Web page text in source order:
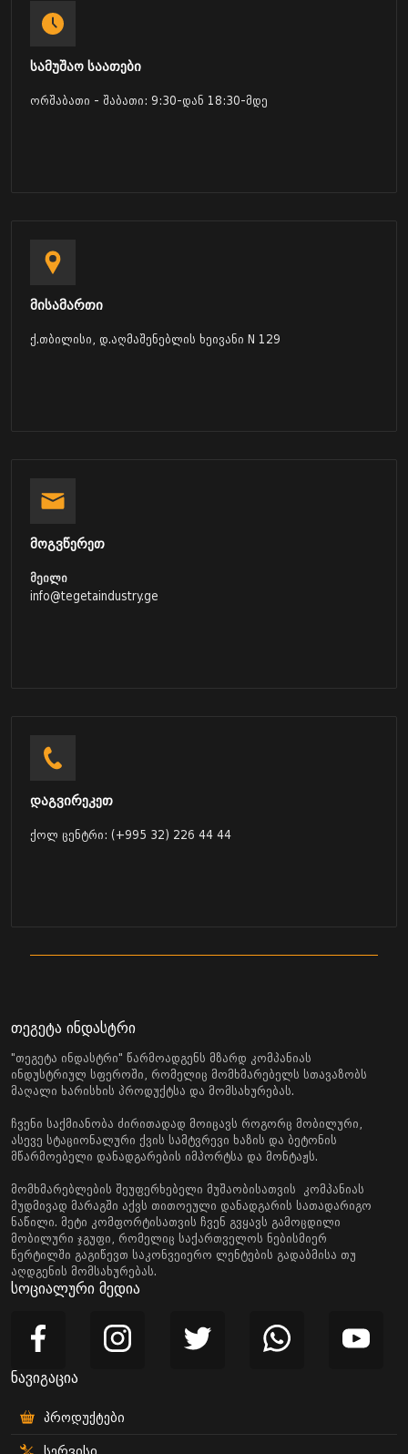
სამუშაო საათები
ორშაბათი - შაბათი: 9:30-დან 18:30-მდე
მისამართი
ქ.თბილისი, დ.აღმაშენებლის ხეივანი N 129
მოგვწერეთ
მეილი
info@tegetaindustry.ge
დაგვირეკეთ
ქოლ ცენტრი: (+995 32) 226 44 44
თეგეტა ინდასტრი
"თეგეტა ინდასტრი" წარმოადგენს მზარდ კომპანიას
ინდუსტრიულ სფეროში, რომელიც მომხმარებელს სთავაზობს
მაღალი ხარისხის პროდუქტსა და მომსახურებას.
ჩვენი საქმიანობა ძირითადად მოიცავს როგორც მობილური,
ასევე სტაციონალური ქვის სამტვრევი ხაზის და ბეტონის
მწარმოებელი დანადგარების იმპორტსა და მონტაჟს.
მომხმარებლების შეუფერხებელი მუშაობისათვის კომპანიას
მუდმივად მარაგში აქვს თითოეული დანადგარის სათადარიგო
ნაწილი. მეტი კომფორტისათვის ჩვენ გვყავს გამოცდილი
მობილური ჯგუფი, რომელიც საქართველოს ნებისმიერ
წერტილში გაგიწევთ საკონვეიერო ლენტების გადაბმისა თუ
აღდგენის მომსახურებას.
სოციალური მედია
ნავიგაცია
პროდუქტები